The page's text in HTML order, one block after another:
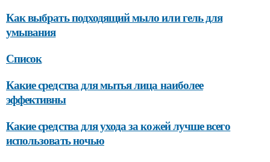
Как выбрать подходящий мыло или гель для
умывания
Список
Какие средства для мытья лица наиболее
эффективны
Какие средства для ухода за кожей лучше всего
использовать ночью